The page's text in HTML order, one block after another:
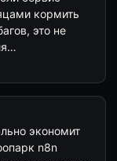
кормить
это не
экономит
n8n